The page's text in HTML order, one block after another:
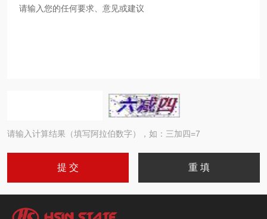
请输入计算结果（填写阿拉伯数字），如：三加四=7